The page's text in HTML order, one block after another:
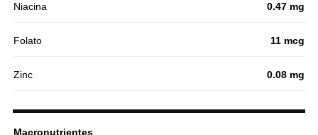
Niacina 0.47 mg
Folato 11 mcg
Zinc 0.08 mg
Macronutrientes